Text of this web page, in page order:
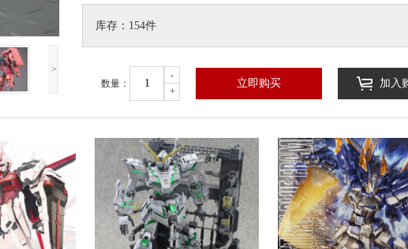
>
库存：154件
数量：
+
-
立即购买 加入